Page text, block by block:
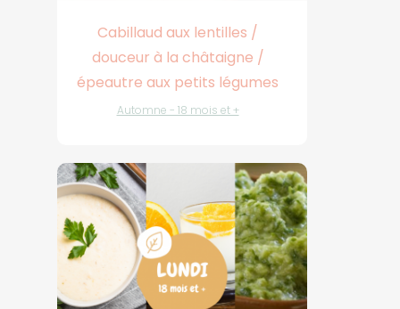
Cabillaud aux lentilles /
douceur à la châtaigne /
épeautre aux petits légumes
Automne - 18 mois et +